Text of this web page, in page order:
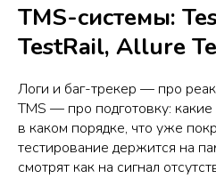
TMS-системы:
TestRail, Allure
Логи и баг-трекер — про
TMS — про подготовку:
в каком порядке, что уже
тестирование держится на
смотрят как на сигнал